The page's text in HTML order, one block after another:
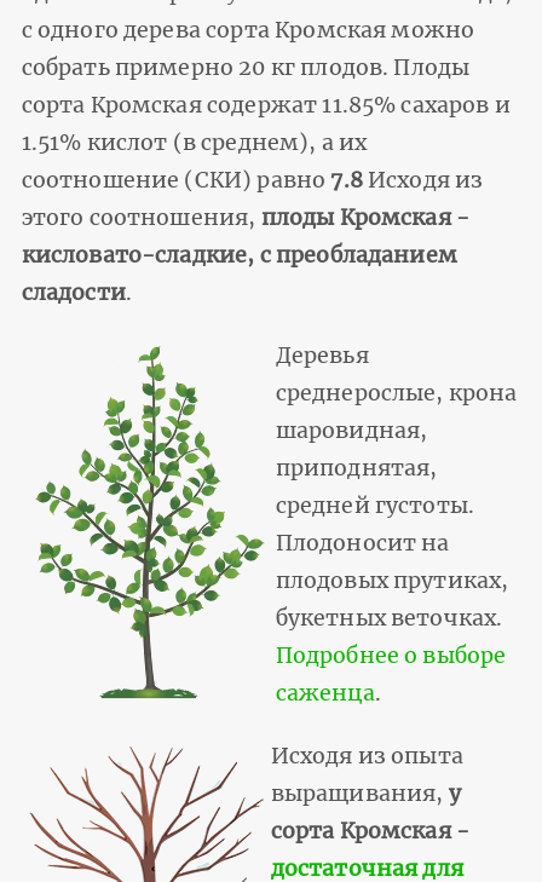
с одного дерева сорта Кромская можно
собрать примерно 20 кг плодов. Плоды
сорта Кромская содержат 11.85% сахаров и
1.51% кислот (в среднем), а их
соотношение (СКИ) равно 7.8Исходя из
этого соотношения, плоды Кромская -
кисловато-сладкие, с преобладанием
сладости.
Деревья
среднерослые, крона
шаровидная,
приподнятая,
средней густоты.
Плодоносит на
плодовых прутиках,
букетных веточках.
Подробнее о выборе
саженца.
Исходя из опыта
выращивания, у
сорта Кромская -
достаточная для